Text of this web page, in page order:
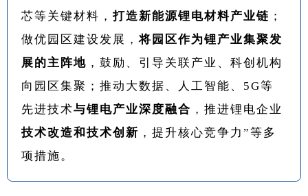
芯等关键材料，打造新能源锂电材料产业链 ；
做优园区建设发展，将园区作为锂产业集聚发
展的主阵地 ，鼓励、引导关联产业、科创机构
向园区集聚；推动大数据、人工智能、5G等
先进技术与锂电产业深度融合 ，推进锂电企业
技术改造和技术创新 ，提升核心竞争力”等多
项措施。